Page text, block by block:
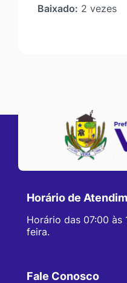
Baixado: 2 vezes
Horário de
Horário das 07:00 às
feira.
Fale Conosco